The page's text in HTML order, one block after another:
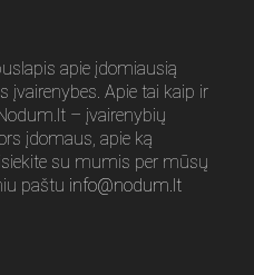
apie įdomiausią
įvairenybes. Apie tai kaip ir
– įvairenybių
įdomaus, apie ką
su mumis per mūsų
paštu info@nodum.lt